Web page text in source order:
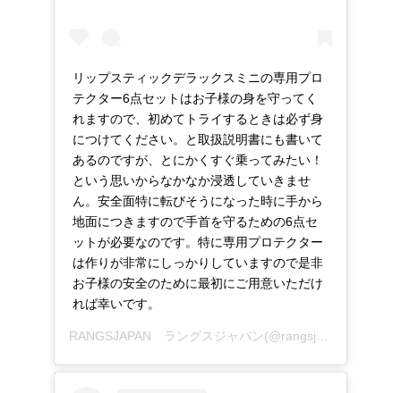
リップスティックデラックスミニの専用プロ
テクター6点セットはお子様の身を守ってく
れますので、初めてトライするときは必ず身
につけてください。と取扱説明書にも書いて
あるのですが、とにかくすぐ乗ってみたい！
という思いからなかなか浸透していきませ
ん。安全面特に転びそうになった時に手から
地面につきますので手首を守るための6点セ
ットが必要なのです。特に専用プロテクター
は作りが非常にしっかりしていますので是非
お子様の安全のために最初にご用意いただけ
れば幸いです。
RANGSJAPAN ラングスジャパン(@rangsjapan)がシェアした投稿 -